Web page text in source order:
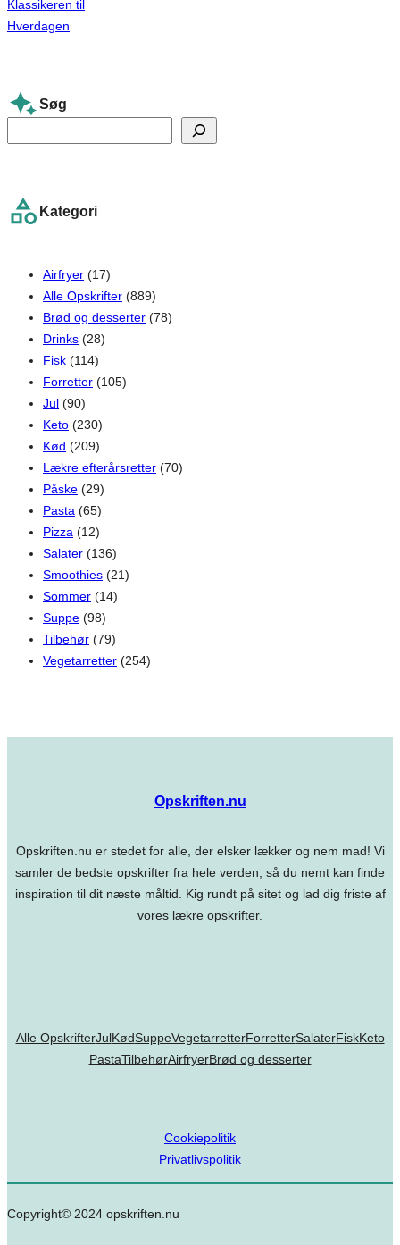
Søg
e
c
Kategori
Airfryer (17)
Alle Opskrifter (889)
Brød og desserter (78)
Drinks (28)
Fisk (114)
Forretter (105)
Jul (90)
Keto (230)
Kød (209)
Lækre efterårsretter (70)
Påske (29)
Pasta (65)
Pizza (12)
Salater (136)
Smoothies (21)
Sommer (14)
Suppe (98)
Tilbehør (79)
Vegetarretter (254)
Opskriften.nu
Opskriften.nu er stedet for alle, der elsker lækker og nem mad! Vi
samler de bedste opskrifter fra hele verden, så du nemt kan finde
inspiration til dit næste måltid. Kig rundt på sitet og lad dig friste af
vores lækre opskrifter.
Alle OpskrifterJulKødSuppeVegetarretterForretterSalaterFiskKeto
PastaTilbehørAirfryerBrød og desserter
Cookiepolitik
Privatlivspolitik
Copyright© 2024 opskriften.nu